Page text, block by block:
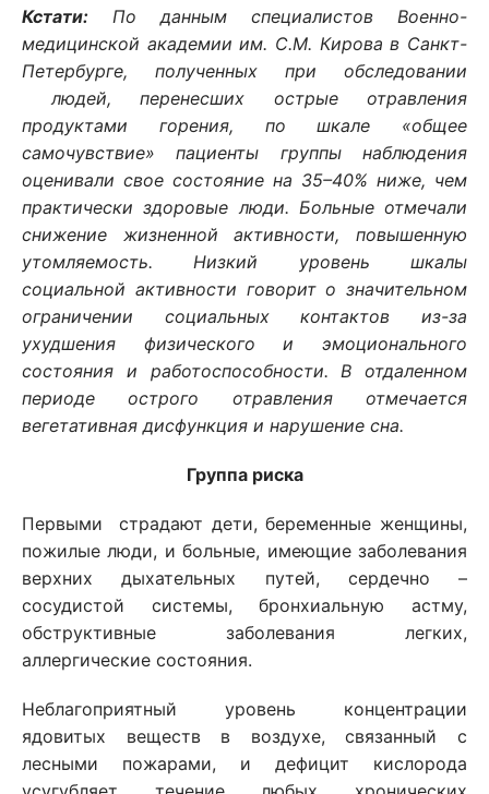
Кстати: По данным специалистов Военно-
медицинской академии им. С.М. Кирова в Санкт-
Петербурге, полученных при обследовании
людей, перенесших острые отравления
продуктами горения, по шкале «общее
самочувствие» пациенты группы наблюдения
оценивали свое состояние на 35–40% ниже, чем
практически здоровые люди. Больные отмечали
снижение жизненной активности, повышенную
утомляемость. Низкий уровень шкалы
социальной активности говорит о значительном
ограничении социальных контактов из-за
ухудшения физического и эмоционального
состояния и работоспособности. В отдаленном
периоде острого отравления отмечается
вегетативная дисфункция и нарушение сна.
Группа риска
Первыми страдают дети, беременные женщины,
пожилые люди, и больные, имеющие заболевания
верхних дыхательных путей, сердечно –
сосудистой системы, бронхиальную астму,
обструктивные заболевания легких,
аллергические состояния.
Неблагоприятный уровень концентрации
ядовитых веществ в воздухе, связанный с
лесными пожарами, и дефицит кислорода